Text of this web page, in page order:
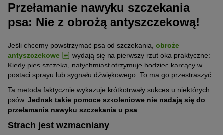
Przełamanie nawyku szczekania
psa: Nie z obrożą antyszczekową!
Jeśli chcemy powstrzymać psa od szczekania, obroże
antyszczekowe
wydają się na pierwszy rzut oka praktyczne:
Kiedy pies szczeka, natychmiast otrzymuje bodziec karcący w
postaci sprayu lub sygnału dźwiękowego. To ma go przestraszyć.
Ta metoda faktycznie wykazuje krótkotrwały sukces u niektórych
psów. Jednak takie pomoce szkoleniowe nie nadają się do
przełamania nawyku szczekania u psa
Strach jest wzmacniany